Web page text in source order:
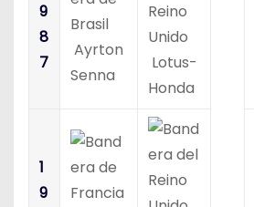
9
8
7
Ayrton
Senna
Lotus-
Honda
1
9